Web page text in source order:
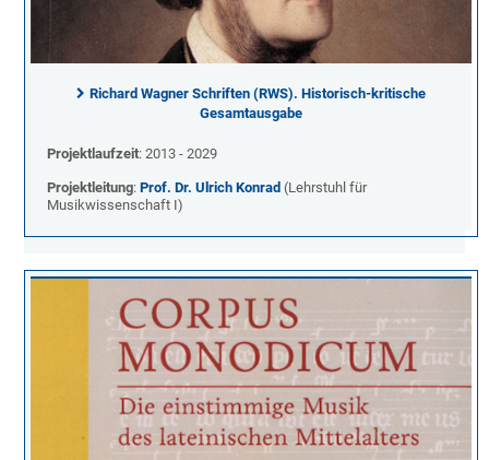
Richard Wagner Schriften (RWS). Historisch-kritische
Gesamtausgabe
Projektlaufzeit: 2013 - 2029
Projektleitung:Prof. Dr. Ulrich Konrad (Lehrstuhl für
Musikwissenschaft I)